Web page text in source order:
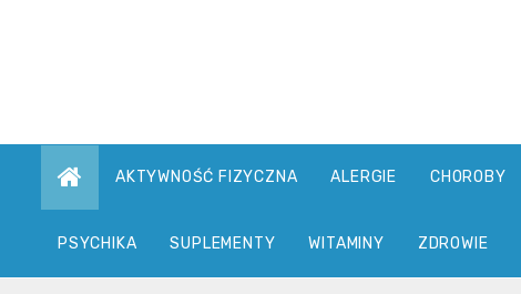
AKTYWNOŚĆ FIZYCZNA ALERGIE CHOROBY
PSYCHIKA SUPLEMENTY WITAMINY ZDROWIE